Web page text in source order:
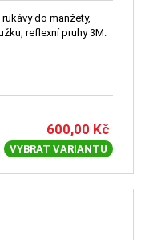
do manžety,
reflexní pruhy 3M.
600,00 Kč
VYBRAT VARIANTU